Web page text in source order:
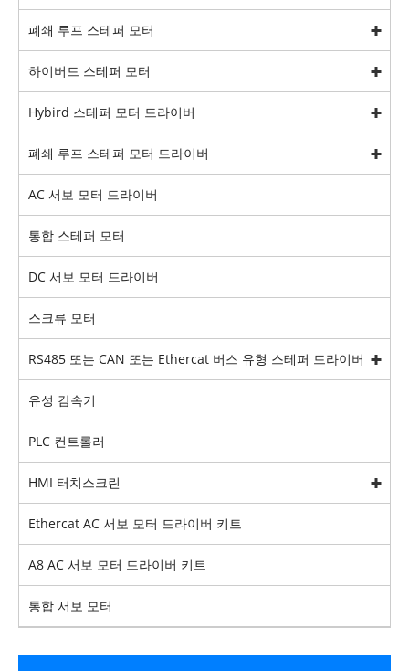
폐쇄 루프 스테퍼 모터
하이버드 스테퍼 모터
Hybird 스테퍼 모터 드라이버
폐쇄 루프 스테퍼 모터 드라이버
AC 서보 모터 드라이버
통합 스테퍼 모터
DC 서보 모터 드라이버
스크류 모터
RS485 또는 CAN 또는 Ethercat 버스 유형 스테퍼 드라이버
유성 감속기
PLC 컨트롤러
HMI 터치스크린
Ethercat AC 서보 모터 드라이버 키트
A8 AC 서보 모터 드라이버 키트
통합 서보 모터